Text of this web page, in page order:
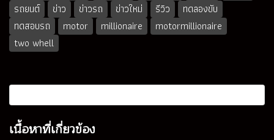
รถยนต์
ข่าว ข่าวรถ ข่าวใหม่ รีวิว
ทดลองขับ
ทดสอบรถ
motor millionaire
motormillionaire
two whell
เนื้อหาที่เกี่ยวข้อง